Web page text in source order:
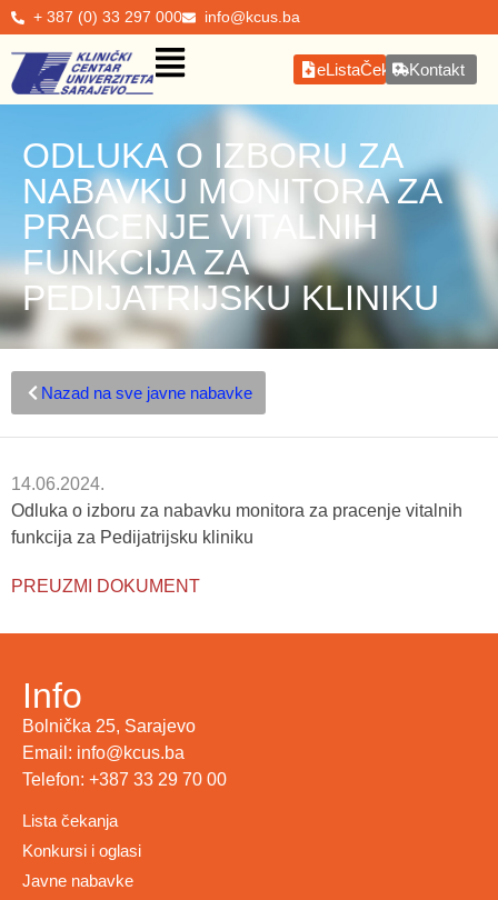
+ 387 (0) 33 297 000 info@kcus.ba
eListaČekanjaKontakt
ODLUKA O IZBORU ZA
NABAVKU MONITORA ZA
PRACENJE VITALNIH
FUNKCIJA ZA
PEDIJATRIJSKU KLINIKU
Nazad na sve javne nabavke
14.06.2024.
Odluka o izboru za nabavku monitora za pracenje vitalnih
funkcija za Pedijatrijsku kliniku
PREUZMI DOKUMENT
Info
Bolnička 25, Sarajevo
Email: info@kcus.ba
Telefon: +387 33 29 70 00
Lista čekanja
Konkursi i oglasi
Javne nabavke